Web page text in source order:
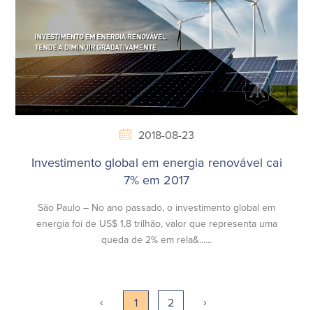
2018-08-23
Investimento global em energia renovável cai
7% em 2017
São Paulo – No ano passado, o investimento global em
energia foi de US$ 1,8 trilhão, valor que representa uma
queda de 2% em rela&......
‹ 1 2 ›